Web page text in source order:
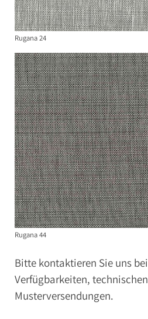
Rugana 24
Rugana 44
Bitte kontaktieren Sie uns
Verfügbarkeiten,
Musterversendungen.